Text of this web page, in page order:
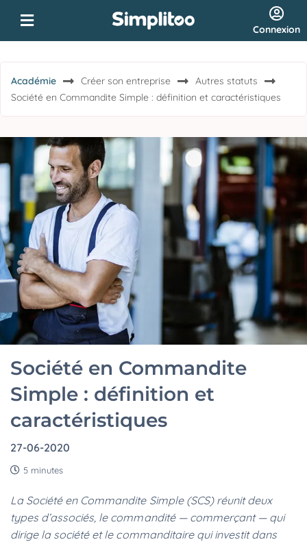
Connexion
Académie Créer son entreprise
Autres statuts
Société en Commandite Simple : définition et caractéristiques
Société en Commandite
Simple : définition et
caractéristiques
27-06-2020
5 minutes
La Société en Commandite Simple (SCS) réunit deux
types d’associés, le commandité — commerçant — qui
dirige la société et le commanditaire qui investit dans